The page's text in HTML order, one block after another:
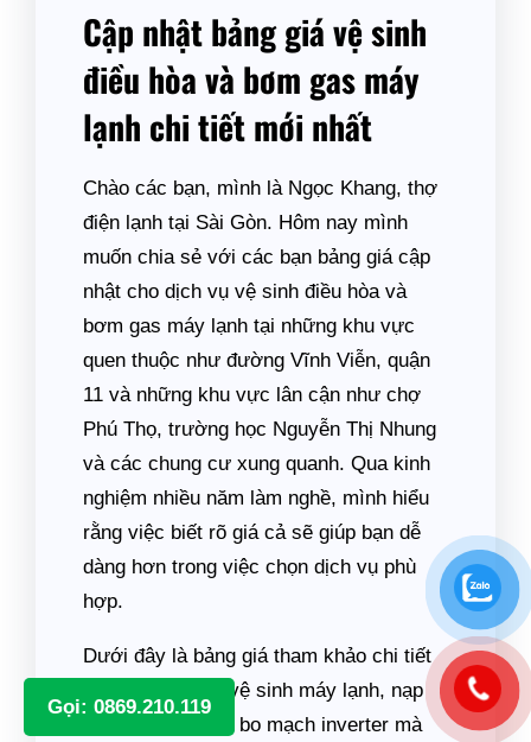
Gọi: 0869.210.119
Cập nhật bảng giá vệ sinh
điều hòa và bơm gas máy
lạnh chi tiết mới nhất
Chào các bạn, mình là Ngọc Khang, thợ
điện lạnh tại Sài Gòn. Hôm nay mình
muốn chia sẻ với các bạn bảng giá cập
nhật cho dịch vụ vệ sinh điều hòa và
bơm gas máy lạnh tại những khu vực
quen thuộc như đường Vĩnh Viễn, quận
11 và những khu vực lân cận như chợ
Phú Thọ, trường học Nguyễn Thị Nhung
và các chung cư xung quanh. Qua kinh
nghiệm nhiều năm làm nghề, mình hiểu
rằng việc biết rõ giá cả sẽ giúp bạn dễ
dàng hơn trong việc chọn dịch vụ phù
hợp.
Dưới đây là bảng giá tham khảo chi tiết
của các dịch vụ vệ sinh máy lạnh, nạp
gas và sửa chữa bo mạch inverter mà